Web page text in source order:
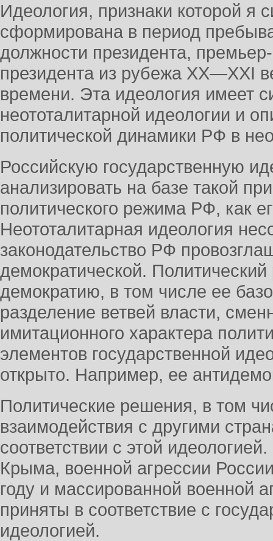
Идеология, признаки которой я
сформирована в период
должности президента,
президента из рубежа XX—XXI
времени. Эта идеология имеет
неототалитарной идеологии и
политической динамики РФ в
Российскую государственную
анализировать на базе такой
политического режима РФ, как
Неототалитарная идеология
законодательство РФ
демократической.
демократию, в том числе ее
разделение ветвей власти,
имитационного характера
элементов государственной
открыто. Например, ее
Политические решения, в том
взаимодействия с другими
соответствии с этой
Крыма, военной агрессии
году и массированной военной
приняты в соответствие с
идеологией.